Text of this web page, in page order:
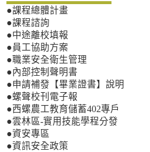
●課程總體計畫
●課程諮詢
●中途離校填報
●員工協助方案
●職業安全衛生管理
●內部控制聲明書
●申請補發【畢業證書】說明
●螺聲校刊電子報
●西螺農工教育儲蓄402專戶
●雲林區-實用技能學程分發
●資安專區
●資訊安全政策